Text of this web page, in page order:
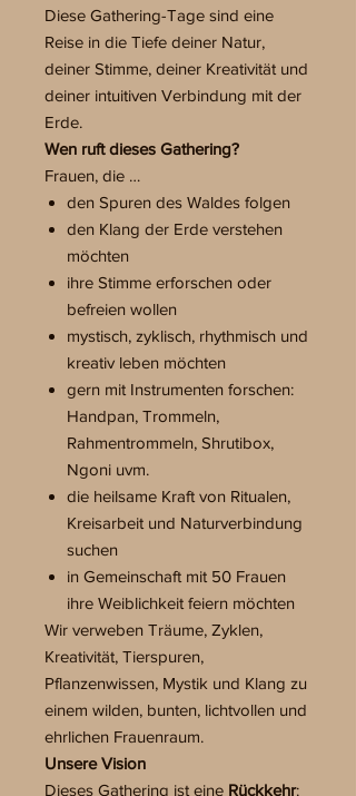
Diese Gathering-Tage sind eine
Reise in die Tiefe deiner Natur,
deiner Stimme, deiner Kreativität und
deiner intuitiven Verbindung mit der
Erde.
Wen ruft dieses Gathering?
Frauen, die …
den Spuren des Waldes folgen
den Klang der Erde verstehen
möchten
ihre Stimme erforschen oder
befreien wollen
mystisch, zyklisch, rhythmisch und
kreativ leben möchten
gern mit Instrumenten forschen:
Handpan, Trommeln,
Rahmentrommeln, Shrutibox,
Ngoni uvm.
die heilsame Kraft von Ritualen,
Kreisarbeit und Naturverbindung
suchen
in Gemeinschaft mit 50 Frauen
ihre Weiblichkeit feiern möchten
Wir verweben Träume, Zyklen,
Kreativität, Tierspuren,
Pflanzenwissen, Mystik und Klang zu
einem wilden, bunten, lichtvollen und
ehrlichen Frauenraum.
Unsere Vision
Dieses Gathering ist eine Rückkehr: